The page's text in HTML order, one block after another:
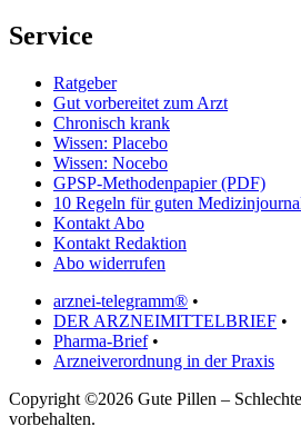
Service
Ratgeber
Gut vorbereitet zum Arzt
Chronisch krank
Wissen: Placebo
Wissen: Nocebo
GPSP-Methodenpapier (PDF)
10 Regeln für guten
Kontakt Abo
Kontakt Redaktion
Abo widerrufen
arznei-telegramm® •
DER ARZNEIMITTELBRIEF •
Pharma-Brief•
Arzneiverordnung in der Praxis
Copyright ©2026 Gute Pillen –
vorbehalten.